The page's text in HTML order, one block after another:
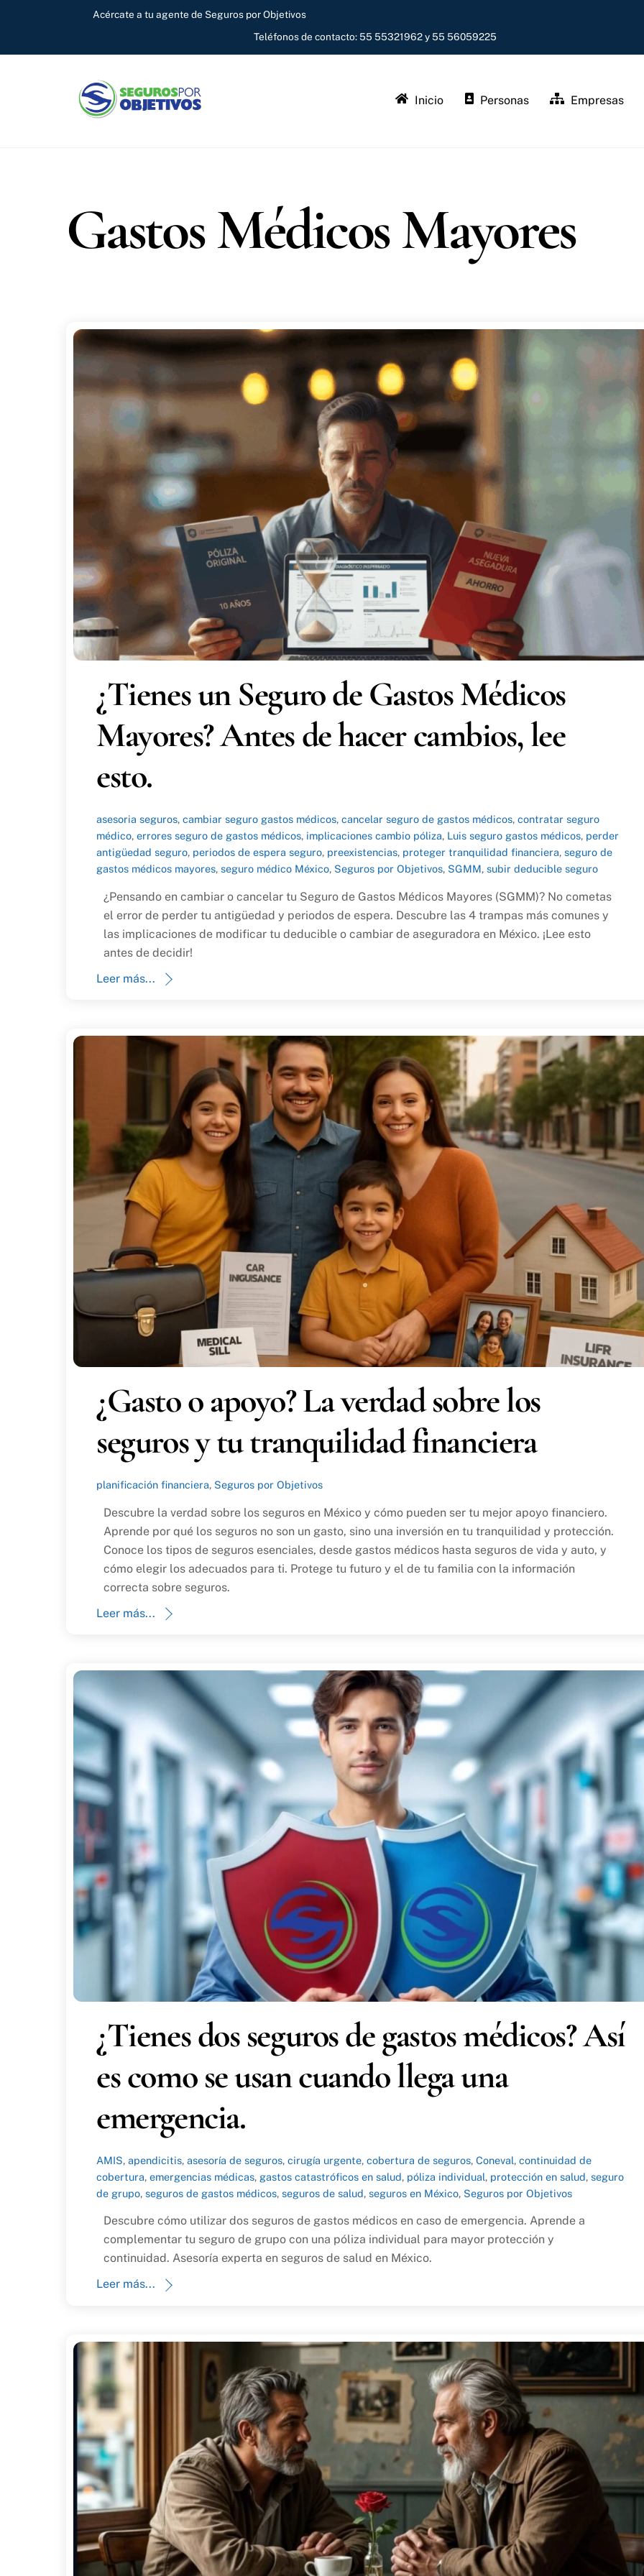
Acércate a tu agente de Seguros por Objetivos
Teléfonos de contacto: 55 55321962 y 55 56059225
Inicio Personas Empresas
Gastos Médicos Mayores
¿Tienes un Seguro de Gastos Médicos
Mayores? Antes de hacer cambios, lee
esto.
asesoria seguros,cambiar seguro gastos médicos,cancelar seguro de gastos médicos,contratar seguro
médico,errores seguro de gastos médicos, implicaciones cambio póliza, Luis seguro gastos médicos, perder
antigüedad seguro, periodos de espera seguro, preexistencias, proteger tranquilidad financiera,seguro de
gastos médicos mayores,seguro médico México, Seguros por Objetivos, SGMM,subir deducible seguro
¿Pensando en cambiar o cancelar tu Seguro de Gastos Médicos Mayores (SGMM)? No cometas
el error de perder tu antigüedad y periodos de espera. Descubre las 4 trampas más comunes y
las implicaciones de modificar tu deducible o cambiar de aseguradora en México. ¡Lee esto
antes de decidir!
Leer más...
¿Gasto o apoyo? La verdad sobre los
seguros y tu tranquilidad financiera
planificación financiera, Seguros por Objetivos
Descubre la verdad sobre los seguros en México y cómo pueden ser tu mejor apoyo financiero.
Aprende por qué los seguros no son un gasto, sino una inversión en tu tranquilidad y protección.
Conoce los tipos de seguros esenciales, desde gastos médicos hasta seguros de vida y auto, y
cómo elegir los adecuados para ti. Protege tu futuro y el de tu familia con la información
correcta sobre seguros.
Leer más...
¿Tienes dos seguros de gastos médicos? Así
es como se usan cuando llega una
emergencia.
AMIS,apendicitis,asesoría de seguros,cirugía urgente,cobertura de seguros,Coneval,continuidad de
cobertura,emergencias médicas, gastos catastróficos en salud, póliza individual, protección en salud,seguro
de grupo,seguros de gastos médicos,seguros de salud,seguros en México, Seguros por Objetivos
Descubre cómo utilizar dos seguros de gastos médicos en caso de emergencia. Aprende a
complementar tu seguro de grupo con una póliza individual para mayor protección y
continuidad. Asesoría experta en seguros de salud en México.
Leer más...